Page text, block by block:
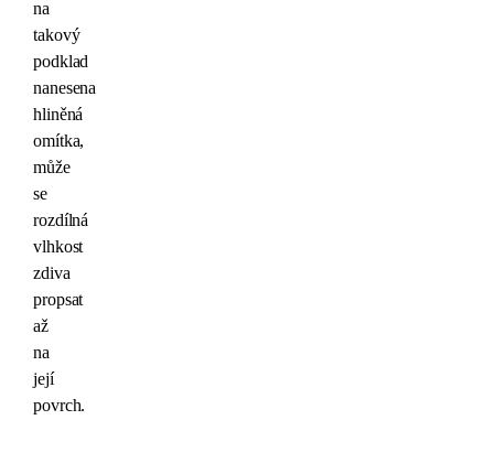
na
takový
podklad
nanesena
hliněná
omítka,
může
se
rozdílná
vlhkost
zdiva
propsat
až
na
její
povrch.